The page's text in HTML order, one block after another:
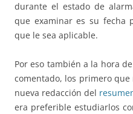
durante el estado de
que examinar es su fecha
que le sea aplicable.
Por eso también a la hora
comentado, los primero
nueva redacción del
era preferible estudiarlos